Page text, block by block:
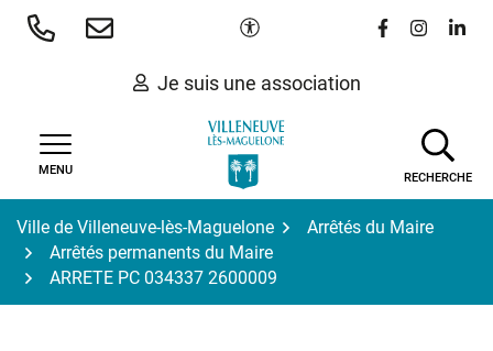
Aller
Paramètres d'accessibilité
Lien vers le
Lien vers
Lien
Je suis une association
MENU
RECHERCHE
Ville de Villeneuve-lès-Maguelone
Arrêtés du Maire
Arrêtés permanents du Maire
ARRETE PC 034337 2600009